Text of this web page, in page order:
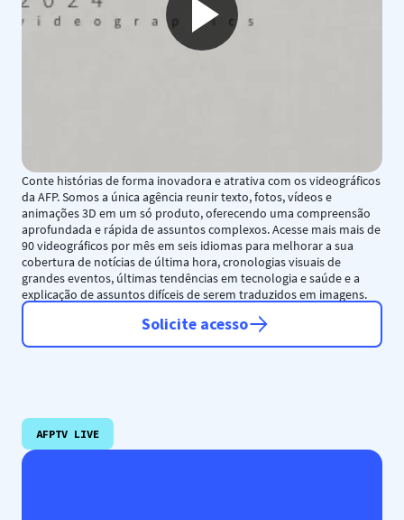
Conte histórias de forma inovadora e atrativa com os videográficos
da AFP. Somos a única agência reunir texto, fotos, vídeos e
animações 3D em um só produto, oferecendo uma compreensão
aprofundada e rápida de assuntos complexos. Acesse mais mais de
90 videográficos por mês em seis idiomas para melhorar a sua
cobertura de notícias de última hora, cronologias visuais de
grandes eventos, últimas tendências em tecnologia e saúde e a
explicação de assuntos difíceis de serem traduzidos em imagens.
Solicite acesso
AFPTV LIVE